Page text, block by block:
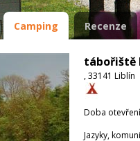
Camping Recenze
tábořiště
, 33141 Liblín
Doba
Jazyky,